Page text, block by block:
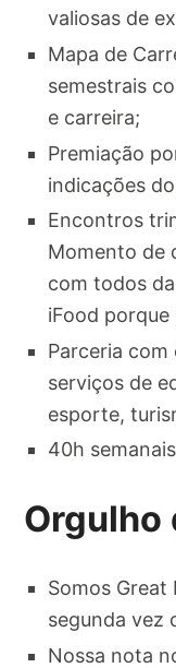
valiosas de
Mapa de
semestrais
e carreira;
Premiação
indicações
Encontros
Momento de
com todos
iFood
Parceria com
serviços de
esporte,
40h
Orgulho
Somos
segunda vez
Nossa nota